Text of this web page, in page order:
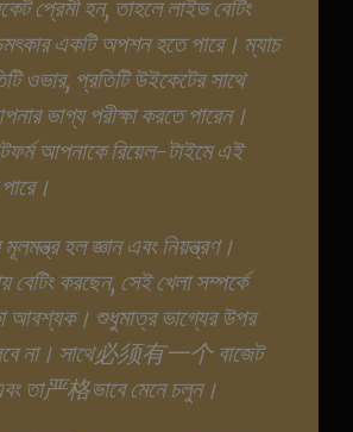
প্রেমী হন, তাহলে লাইভ বেটিং
একটি অপশন হতে পারে। ম্যাচ
ওভার, প্রতিটি উইকেটের সাথে
ভাগ্য পরীক্ষা করতে পারেন।
আপনাকে রিয়েল-টাইমে এই
হল জ্ঞান এবং নিয়ন্ত্রণ।
বেটিং করছেন, সেই খেলা সম্পর্কে
আবশ্যক। শুধুমাত্র ভাগ্যের উপর
না। সাথে必须有一个 বাজেট
তা严格ভাবে মেনে চলুন।